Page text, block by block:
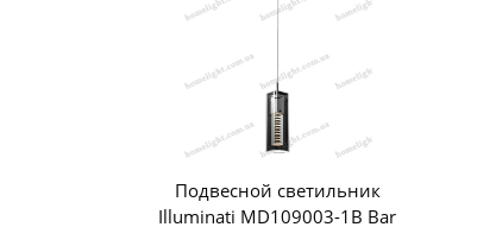
Подвесной светильник
Illuminati MD109003-1B Bar